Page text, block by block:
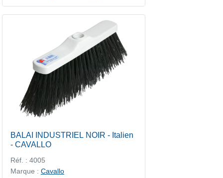
BALAI INDUSTRIEL NOIR - Italien
- CAVALLO
Réf. : 4005
Marque : Cavallo